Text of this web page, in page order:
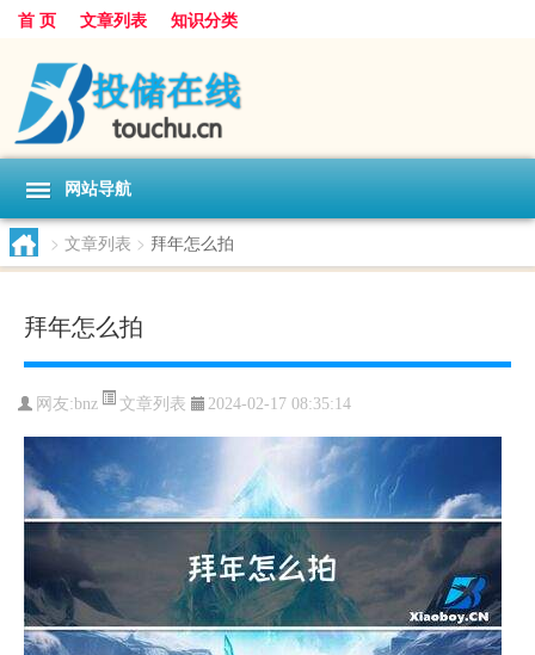
首 页 文章列表 知识分类
网站导航
> 文章列表 > 拜年怎么拍
拜年怎么拍
网友:bnz 文章列表 2024-02-17 08:35:14